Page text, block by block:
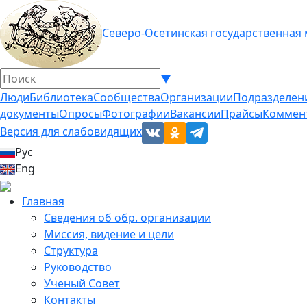
Северо-Осетинская
▼
ЛюдиБиблиотекаСообществаОрганизации
документыОпросыФотографииВакансииПрайсы
Версия для слабовидящих
Рус
Eng
Главная
Сведения об обр. организации
Миссия, видение и цели
Структура
Руководство
Ученый Совет
Контакты